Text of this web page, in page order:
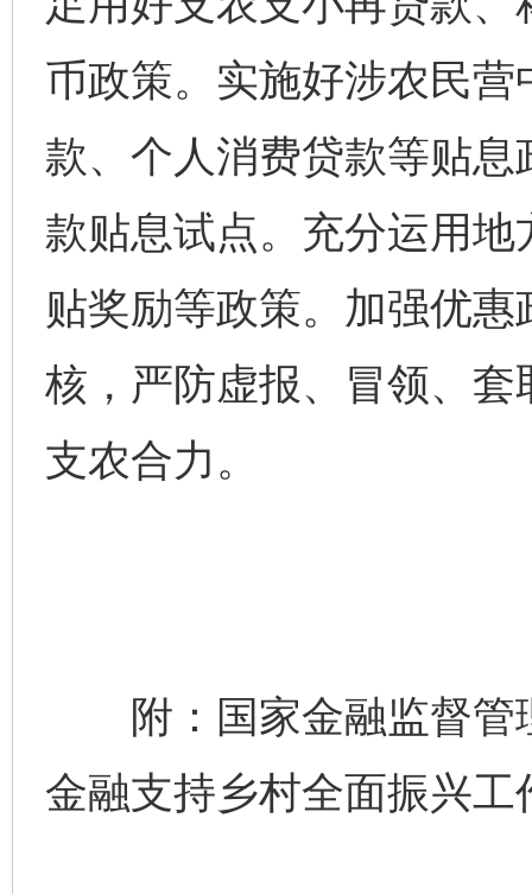
币政策。实施好涉农民
款、个人消费贷款等贴
款贴息试点。充分运用
贴奖励等政策。加强优
核，严防虚报、冒领、
支农合力。
附：国家金融监督管
金融支持乡村全面振兴工